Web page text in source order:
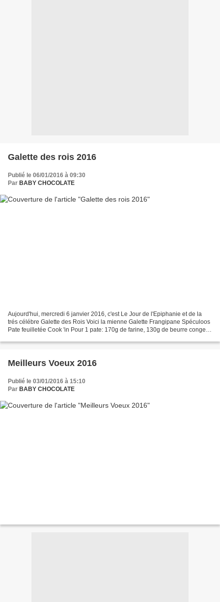
Galette des rois 2016
Publié le 06/01/2016 à 09:30
Par BABY CHOCOLATE
Aujourd'hui, mercredi 6 janvier 2016, c'est Le Jour de l'Epiphanie et de la
trés célébre Galette des Rois Voici la mienne Galette Frangipane Spéculoos
Pate feuilletée Cook 'in Pour 1 pate: 170g de farine, 130g de beurre congelé
Meilleurs Voeux 2016
Publié le 03/01/2016 à 15:10
Par BABY CHOCOLATE